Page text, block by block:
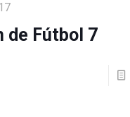
de Fútbol 7